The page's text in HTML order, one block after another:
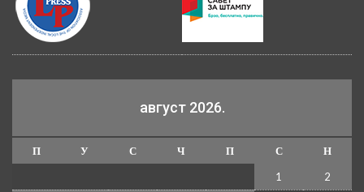
август 2026.
П У С Ч П С
Н
1
2